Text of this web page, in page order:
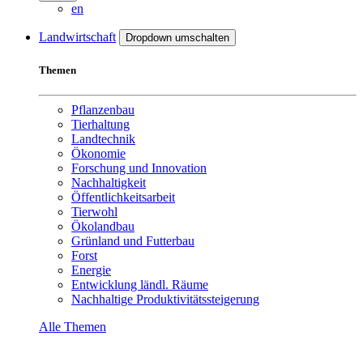
en
Landwirtschaft Dropdown umschalten
Themen
Pflanzenbau
Tierhaltung
Landtechnik
Ökonomie
Forschung und Innovation
Nachhaltigkeit
Öffentlichkeitsarbeit
Tierwohl
Ökolandbau
Grünland und Futterbau
Forst
Energie
Entwicklung ländl. Räume
Nachhaltige Produktivitätssteigerung
Alle Themen